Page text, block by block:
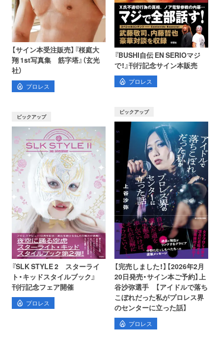
【サイン本受注販売】『桜庭大
翔 1st写真集 筋字塔』（玄光
社）
プロレス
『BUSHI自伝 EN SERIOマジ
で！』刊行記念サイン本販売
プロレス
ピックアップ
『SLK STYLE 2 スターライ
ト・キッドスタイルブック』
刊行記念フェア開催
プロレス
ピックアップ
【完売しました！】【2026年2月
20日発売・サイン本ご予約】上
谷沙弥選手 【アイドルで落ち
こぼれだった私がプロレス界
のセンターに立った話】
プロレス